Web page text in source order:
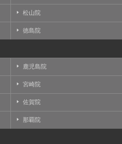
松山院
徳島院
鹿児島院
宮崎院
佐賀院
那覇院